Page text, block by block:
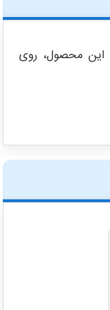
این محصول، روی